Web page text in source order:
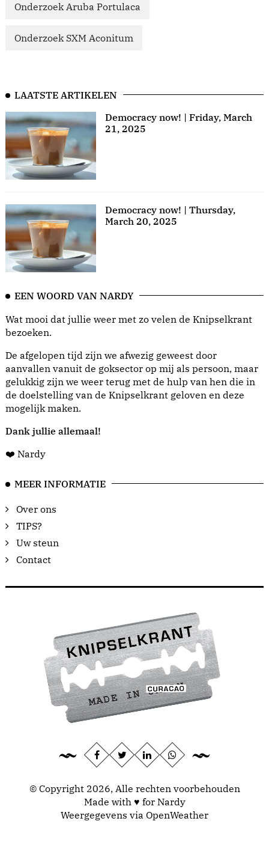
Onderzoek Aruba Portulaca
Onderzoek SXM Aconitum
LAATSTE ARTIKELEN
Democracy now! | Friday, March
21, 2025
Democracy now! | Thursday,
March 20, 2025
EEN WOORD VAN NARDY
Wat mooi dat jullie weer met zo velen de Knipselkrant
bezoeken.
De afgelopen tijd zijn we afwezig geweest door
aanvallen vanuit de goksector op mij als persoon, maar
gelukkig zijn we weer terug met de hulp van hen die in
de doelstelling van de Knipselkrant geloven en deze
mogelijk maken.
Dank jullie allemaal!
❤️ Nardy
MEER INFORMATIE
Over ons
TIPS?
Uw steun
Contact
© Copyright 2026, Alle rechten voorbehouden
Made with ♥ for Nardy
Weergegevens via OpenWeather